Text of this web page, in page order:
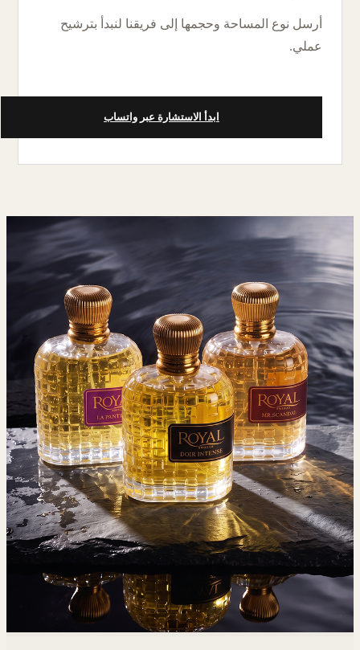
أرسل نوع المساحة وحجمها إلى فريقنا لنبدأ بترشيح
عملي.
ابدأ الاستشارة عبر واتساب